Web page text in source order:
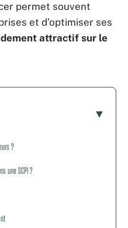
permet souvent
et d’optimiser ses
attractif sur le
?
une SCPI ?